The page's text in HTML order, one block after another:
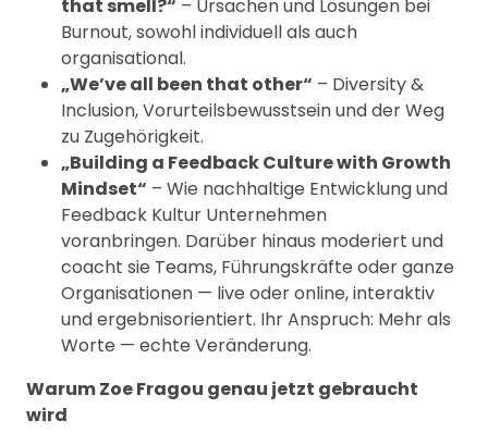
that smell?“ – Ursachen und Lösungen bei
Burnout, sowohl individuell als auch
organisational.
„We’ve all been that other“ – Diversity &
Inclusion, Vorurteilsbewusstsein und der Weg
zu Zugehörigkeit.
„Building a Feedback Culture with Growth
Mindset“ – Wie nachhaltige Entwicklung und
Feedback Kultur Unternehmen
voranbringen. Darüber hinaus moderiert und
coacht sie Teams, Führungskräfte oder ganze
Organisationen — live oder online, interaktiv
und ergebnisorientiert. Ihr Anspruch: Mehr als
Worte — echte Veränderung.
Warum Zoe Fragou genau jetzt gebraucht
wird